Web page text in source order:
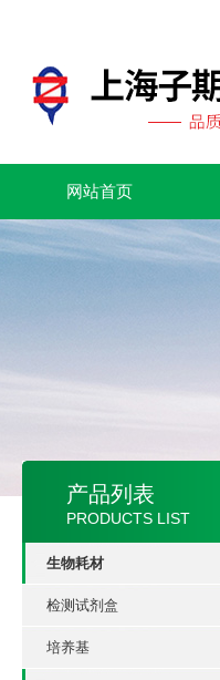
网站首页
产品列表
PRODUCTS LIST
生物耗材
检测试剂盒
培养基